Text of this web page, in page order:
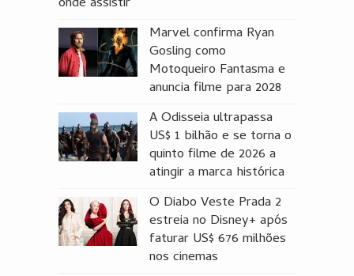
Marvel confirma Ryan
Gosling como
Motoqueiro Fantasma e
anuncia filme para 2028
A Odisseia ultrapassa
US$ 1 bilhão e se torna o
quinto filme de 2026 a
atingir a marca histórica
O Diabo Veste Prada 2
estreia no Disney+ após
faturar US$ 676 milhões
nos cinemas